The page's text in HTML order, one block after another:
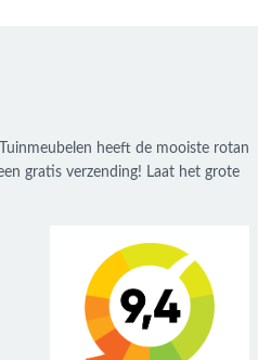
heeft de mooiste rotan
gratis verzending! Laat het grote